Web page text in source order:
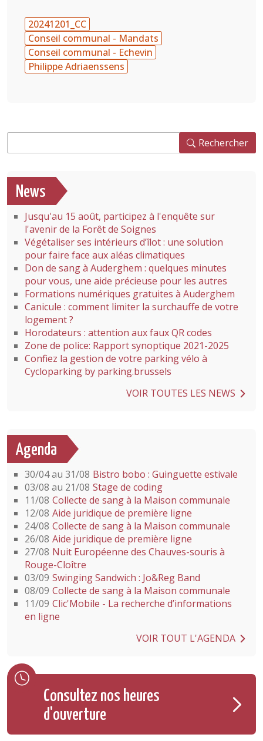
20241201_CC
Conseil communal - Mandats
Conseil communal - Echevin
Philippe Adriaenssens
Rechercher
News
Jusqu'au 15 août, participez à l'enquête sur
l'avenir de la Forêt de Soignes
Végétaliser ses intérieurs d’îlot : une solution
pour faire face aux aléas climatiques
Don de sang à Auderghem : quelques minutes
pour vous, une aide précieuse pour les autres
Formations numériques gratuites à Auderghem
Canicule : comment limiter la surchauffe de votre
logement ?
Horodateurs : attention aux faux QR codes
Zone de police: Rapport synoptique 2021-2025
Confiez la gestion de votre parking vélo à
Cycloparking by parking.brussels
VOIR TOUTES LES NEWS
Agenda
30/04 au 31/08 Bistro bobo : Guinguette estivale
03/08 au 21/08 Stage de coding
11/08 Collecte de sang à la Maison communale
12/08 Aide juridique de première ligne
24/08 Collecte de sang à la Maison communale
26/08 Aide juridique de première ligne
27/08 Nuit Européenne des Chauves-souris à
Rouge-Cloître
03/09 Swinging Sandwich : Jo&Reg Band
08/09 Collecte de sang à la Maison communale
11/09 Clic'Mobile - La recherche d’informations
en ligne
VOIR TOUT L'AGENDA
Consultez nos heures
d'ouverture